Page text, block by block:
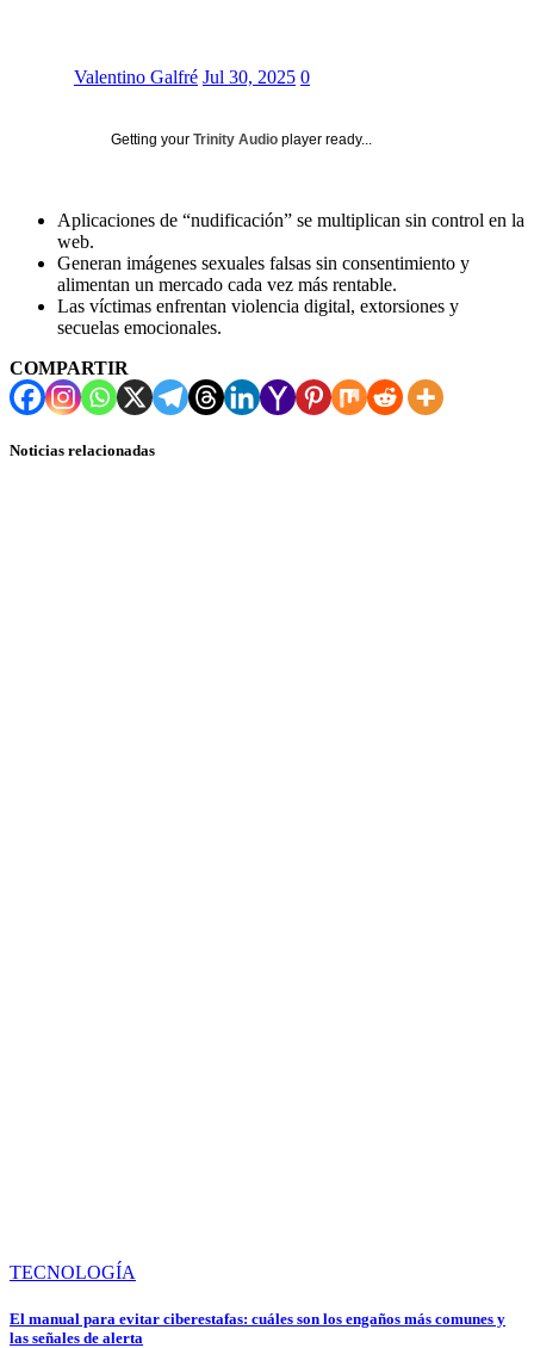
Valentino Galfré Jul 30, 2025 0
Getting your Trinity Audio player ready...
Aplicaciones de “nudificación” se multiplican sin control en la
web.
Generan imágenes sexuales falsas sin consentimiento y
alimentan un mercado cada vez más rentable.
Las víctimas enfrentan violencia digital, extorsiones y
secuelas emocionales.
COMPARTIR
Noticias relacionadas
TECNOLOGÍA
El manual para evitar ciberestafas: cuáles son los engaños más comunes y
las señales de alerta